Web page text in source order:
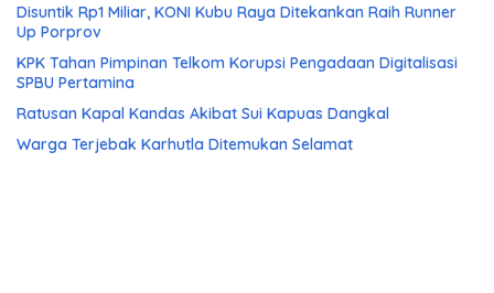
Disuntik Rp1 Miliar, KONI Kubu Raya Ditekankan Raih Runner
Up Porprov
KPK Tahan Pimpinan Telkom Korupsi Pengadaan Digitalisasi
SPBU Pertamina
Ratusan Kapal Kandas Akibat Sui Kapuas Dangkal
Warga Terjebak Karhutla Ditemukan Selamat